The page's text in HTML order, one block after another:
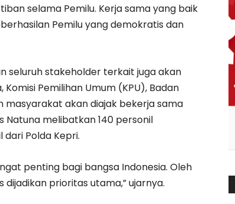
selama Pemilu. Kerja sama yang baik
Pemilu yang demokratis dan
seluruh stakeholder terkait juga akan
Pemilihan Umum (KPU), Badan
masyarakat akan diajak bekerja sama
Natuna melibatkan 140 personil
dari Polda Kepri.
penting bagi bangsa Indonesia. Oleh
prioritas utama,” ujarnya.